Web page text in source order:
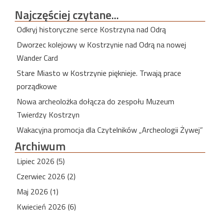
Najczęściejczytane...
Odkryj historyczne serce Kostrzyna nad Odrą
Dworzec kolejowy w Kostrzynie nad Odrą na nowej
Wander Card
Stare Miasto w Kostrzynie pięknieje. Trwają prace
porządkowe
Nowa archeolożka dołącza do zespołu Muzeum
Twierdzy Kostrzyn
Wakacyjna promocja dla Czytelników „Archeologii Żywej”
Archiwum
Lipiec 2026 (5)
Czerwiec 2026 (2)
Maj 2026 (1)
Kwiecień 2026 (6)